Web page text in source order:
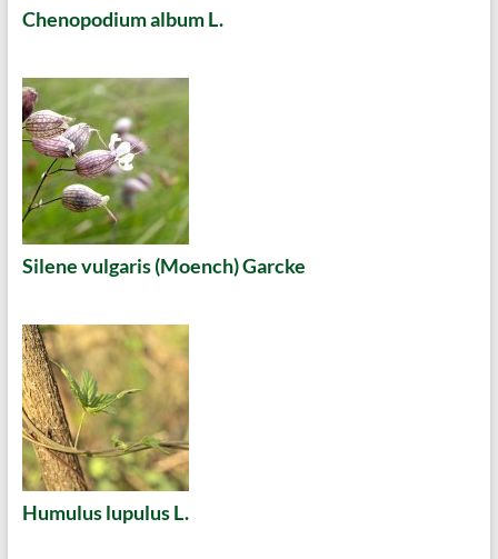
Chenopodium album L.
Silene vulgaris (Moench) Garcke
Humulus lupulus L.